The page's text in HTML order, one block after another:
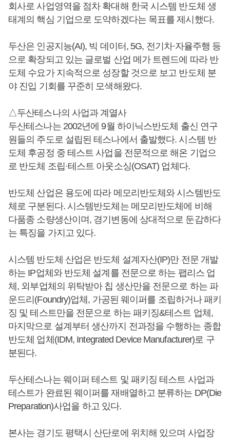
회사로 사업영역을 점차 확대해 한국 시스템 반도체 생
태계의 핵심 기업으로 도약하겠다는 목표를 제시했다.
두산은 인공지능(AI), 빅 데이터, 5G, 전기차·자율주행 등
으로 확장되고 있는 글로벌 산업 메가 트렌드에 따라 반
도체 수요가 지속적으로 성장할 것으로 보고 반도체 분
야 진입 기회를 꾸준히 모색해왔다.
△두산테스나의 사업과 계열사
두산테스나는 2002년에 9월 하이닉스반도체 출신 연구
원들의 주도로 설립된 테스나에서 출발했다. 시스템 반
도체 후공정 중 테스트 사업을 전문적으로 해온 기업으
로 반도체 조립·테스트 아웃소싱(OSAT) 업체다.
반도체 산업은 용도에 따라 메모리반도체와 시스템반도
체로 구분된다. 시스템반도체는 메모리반도체에 비해
다품종 소량생산이며, 경기변동에 상대적으로 둔감하다
는 특징을 가지고 있다.
시스템 반도체 산업은 반도체 설계자산(IP)만 전문 개발
하는 IP업체와 반도체 설계를 전문으로 하는 팹리스 업
체, 외부업체의 위탁받아 칩 생산만을 전문으로 하는 파
운드리(Foundry)업체, 가공된 웨이퍼를 조립하거나 패키
징 및 테스트만을 전문으로 하는 패키징&테스트 업체,
마지막으로 설계부터 생산까지 전과정을 수행하는 종합
반도체 업체(IDM, Integrated Device Manufacturer)로 구
분된다.
두산테스나는 웨이퍼 테스트 및 패키징 테스트 사업과
테스트가 완료된 웨이퍼를 재배열하고 분류하는 DP(Die
Preparation)사업을 하고 있다.
본사는 경기도 평택시 산단로에 위치해 있으며 사업장